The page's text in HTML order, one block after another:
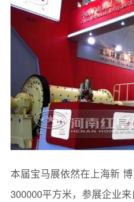
本届宝马展依然在上海新
300000平方米，参展企业来